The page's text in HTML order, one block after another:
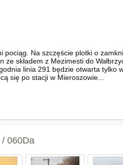
pociąg. Na szczęście plotki o
ze składem z Mezimesti do
linia 291 będzie otwarta
się po stacji w Mieroszowie...
/ 060Da